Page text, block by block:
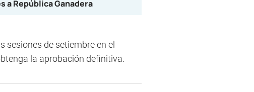
a República Ganadera
sesiones de setiembre en el
la aprobación definitiva.